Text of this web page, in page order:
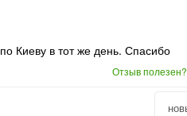
Киеву в тот же день. Спасибо
Отзыв полезен?